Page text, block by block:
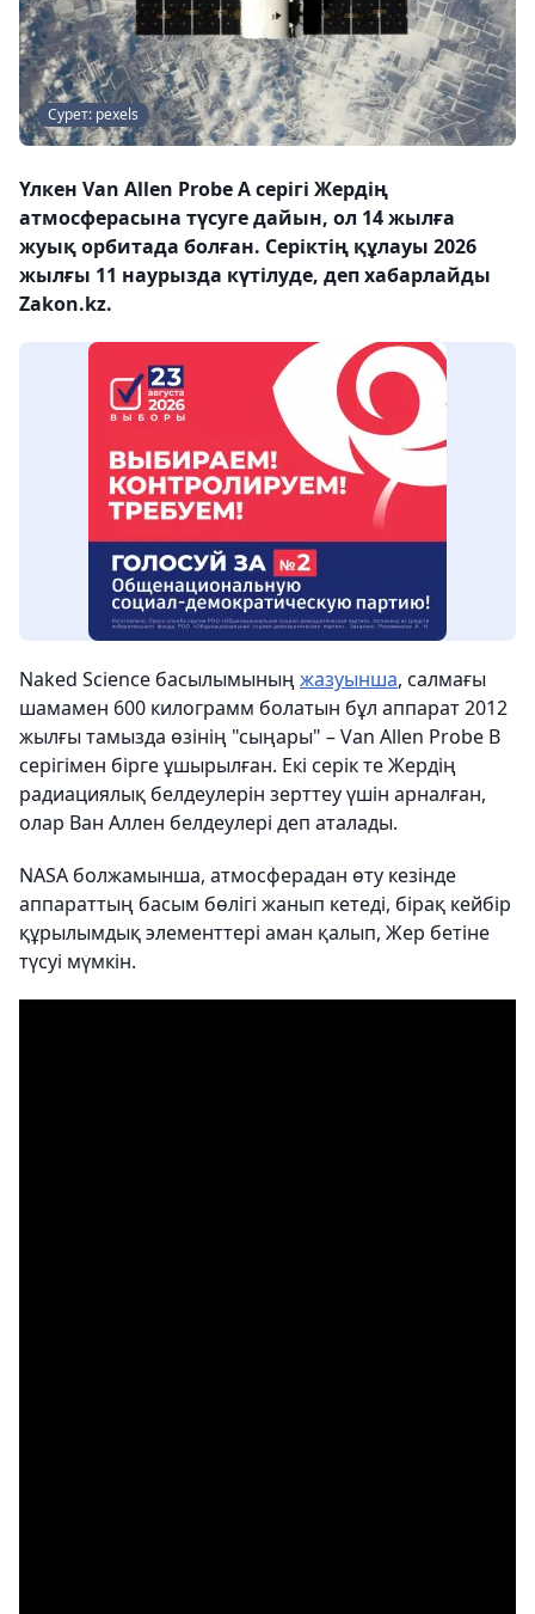
Сурет: pexels
Үлкен Van Allen Probe A серігі Жердің
атмосферасына түсуге дайын, ол 14 жылға
жуық орбитада болған. Серіктің құлауы 2026
жылғы 11 наурызда күтілуде, деп хабарлайды
Zakon.kz.
Naked Science басылымының жазуынша, салмағы
шамамен 600 килограмм болатын бұл аппарат 2012
жылғы тамызда өзінің "сыңары" – Van Allen Probe B
серігімен бірге ұшырылған. Екі серік те Жердің
радиациялық белдеулерін зерттеу үшін арналған,
олар Ван Аллен белдеулері деп аталады.
NASA болжамынша, атмосферадан өту кезінде
аппараттың басым бөлігі жанып кетеді, бірақ кейбір
құрылымдық элементтері аман қалып, Жер бетіне
түсуі мүмкін.